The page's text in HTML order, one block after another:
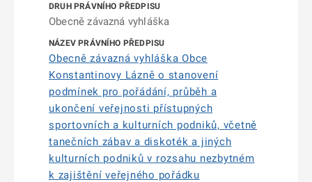
Obecně závazná vyhláška
Obecně závazná vyhláška Obce
Konstantinovy Lázně o stanovení
podmínek pro pořádání, průběh a
ukončení veřejnosti přístupných
sportovních a kulturních podniků, včetně
tanečních zábav a diskoték a jiných
kulturních podniků v rozsahu nezbytném
k zajištění veřejného pořádku